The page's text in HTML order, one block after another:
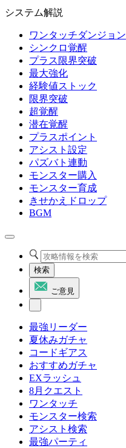
システム解説
ワンタッチダンジョン
シンクロ覚醒
プラス限界突破
最大強化
経験値ストック
限界突破
超覚醒
潜在覚醒
プラスポイント
アシスト設定
パズバト連動
モンスター購入
モンスター育成
きせかえドロップ
BGM
検索
ご意見
最強リーダー
夏休みガチャ
コードギアス
おすすめガチャ
EXラッシュ
8月クエスト
ワンタッチ
モンスター検索
アシスト検索
最強パーティ